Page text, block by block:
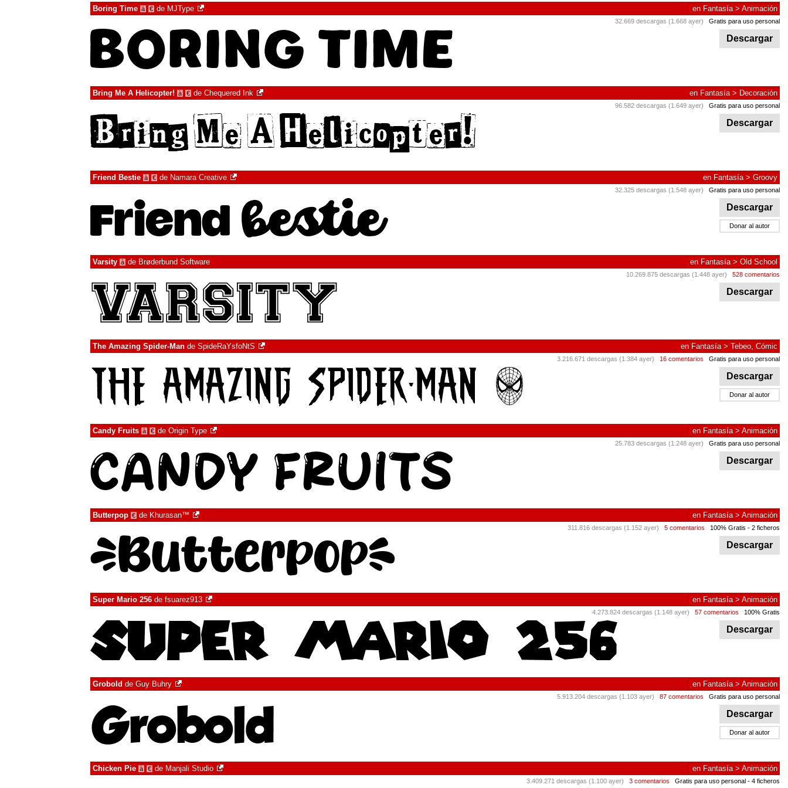
Boring Time à € de MJType en Fantasía> Animación
32.669 descargas (1.668 ayer) Gratis para uso personal
Descargar
Bring Me A Helicopter! à € de Chequered Ink en Fantasía> Decoración
96.582 descargas (1.649 ayer) Gratis para uso personal
Descargar
Friend Bestie à € de Namara Creative en Fantasía> Groovy
32.325 descargas (1.548 ayer) Gratis para uso personal
Descargar
Donar al autor
Varsity à de Brøderbund Software en Fantasía> Old School
10.269.875 descargas (1.448 ayer) 528 comentarios
Descargar
The Amazing Spider-Man de SpideRaYsfoNtS en Fantasía> Tebeo, Cómic
3.216.671 descargas (1.384 ayer) 16 comentarios Gratis para uso personal
Descargar
Donar al autor
Candy Fruits à € de Origin Type en Fantasía> Animación
25.783 descargas (1.248 ayer) Gratis para uso personal
Descargar
Butterpop € de Khurasan™ en Fantasía> Animación
311.816 descargas (1.152 ayer) 5 comentarios 100% Gratis - 2 ficheros
Descargar
Super Mario 256 de fsuarez913 en Fantasía> Animación
4.273.824 descargas (1.148 ayer) 57 comentarios 100% Gratis
Descargar
Grobold de Guy Buhry en Fantasía> Animación
5.913.204 descargas (1.103 ayer) 87 comentarios Gratis para uso personal
Descargar
Donar al autor
Chicken Pie à € de Manjali Studio en Fantasía> Animación
3.409.271 descargas (1.100 ayer) 3 comentarios Gratis para uso personal - 4 ficheros